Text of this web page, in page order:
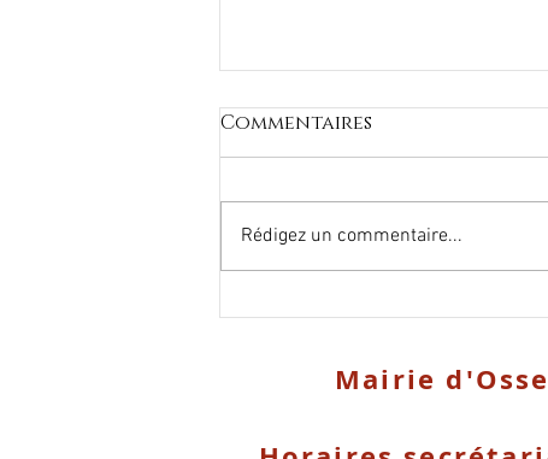
Travaux d'entretien
Commentaires
Rédigez un commentaire...
Mairie